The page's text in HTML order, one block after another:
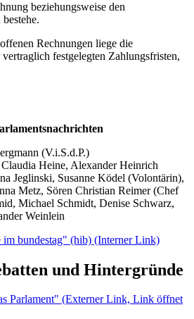
beziehungsweise den
Rechnungen liege die
festgelegten Zahlungsfristen,
(V.i.S.d.P.)
Heine, Alexander Heinrich
Jeglinski, Susanne Ködel (Volontärin),
Metz, Sören Christian Reimer (Chef
Michael Schmidt, Denise Schwarz,
Weinlein
im bundestag" (hib) (Interner Link)
und Hintergründe
Parlament" (Externer Link, Link öffnet